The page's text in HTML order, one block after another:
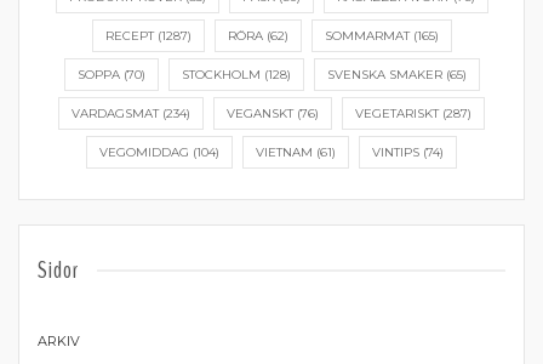
RECEPT(1287) RÖRA(62) SOMMARMAT(165)
SOPPA(70) STOCKHOLM (128) SVENSKA SMAKER(65)
VARDAGSMAT(234) VEGANSKT(76) VEGETARISKT(287)
VEGOMIDDAG (104) VIETNAM (61) VINTIPS (74)
Sidor
ARKIV